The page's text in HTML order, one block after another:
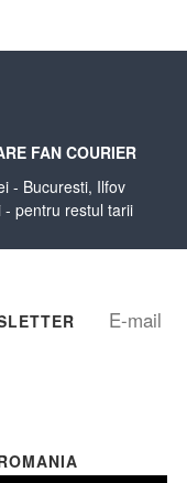
FAN COURIER
- Bucuresti, Ilfov
- pentru restul tarii